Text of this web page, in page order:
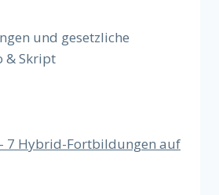
und gesetzliche
& Skript
– 7 Hybrid-Fortbildungen auf